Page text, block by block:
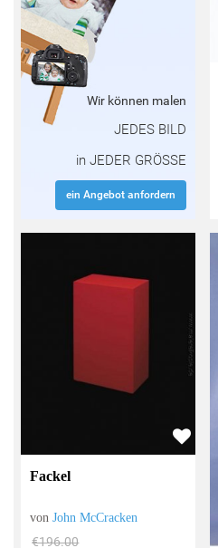
Wir können malen
JEDES BILD
in JEDER GRÖSSE
ein Angebot anfordern
Fackel
vonJohn McCracken
€196.00